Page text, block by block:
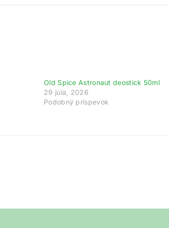
Old Spice Astronaut deostick 50ml
29 júla, 2026
Podobný príspevok